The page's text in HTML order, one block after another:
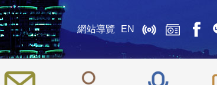
網站導覽 EN
:::